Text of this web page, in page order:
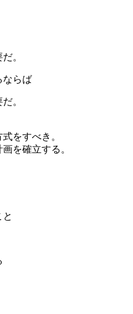
。
ならば
。
をすべき。
を確立する。